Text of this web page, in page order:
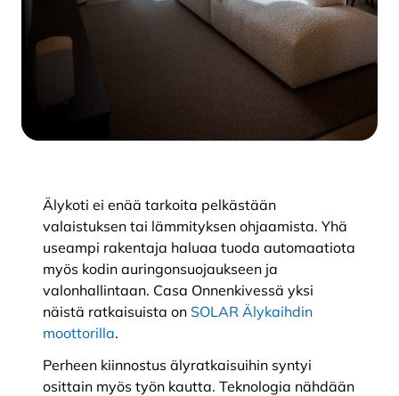
Älykoti ei enää tarkoita pelkästään
valaistuksen tai lämmityksen ohjaamista. Yhä
useampi rakentaja haluaa tuoda automaatiota
myös kodin auringonsuojaukseen ja
valonhallintaan. Casa Onnenkivessä yksi
näistä ratkaisuista on SOLAR Älykaihdin
moottorilla.
Perheen kiinnostus älyratkaisuihin syntyi
osittain myös työn kautta. Teknologia nähdään